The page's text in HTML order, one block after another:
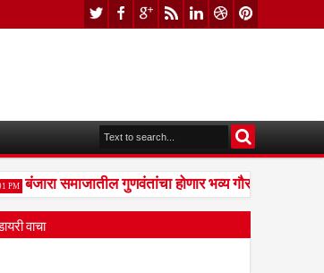
बंजारा समाजातील गुणवंतांचा होणार भव्य गौरव;दहावी-
वाचा